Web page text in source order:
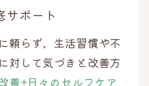
サポート
頼らず、生活習慣や不
対して気づきと改善方
善+日々のセルフケア